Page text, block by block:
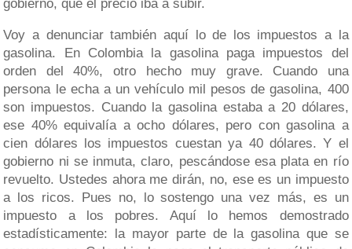
gobierno, que el precio iba a subir.
Voy a denunciar también aquí lo de los impuestos a la
gasolina. En Colombia la gasolina paga impuestos del
orden del 40%, otro hecho muy grave. Cuando una
persona le echa a un vehículo mil pesos de gasolina, 400
son impuestos. Cuando la gasolina estaba a 20 dólares,
ese 40% equivalía a ocho dólares, pero con gasolina a
cien dólares los impuestos cuestan ya 40 dólares. Y el
gobierno ni se inmuta, claro, pescándose esa plata en río
revuelto. Ustedes ahora me dirán, no, ese es un impuesto
a los ricos. Pues no, lo sostengo una vez más, es un
impuesto a los pobres. Aquí lo hemos demostrado
estadísticamente: la mayor parte de la gasolina que se